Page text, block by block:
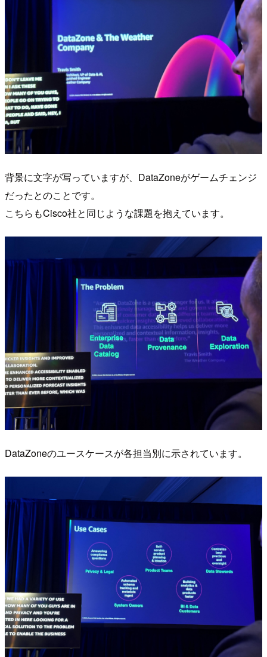
背景に文字が写っていますが、DataZoneがゲームチェンジ
だったとのことです。
こちらもCisco社と同じような課題を抱えています。
DataZoneのユースケースが各担当別に示されています。